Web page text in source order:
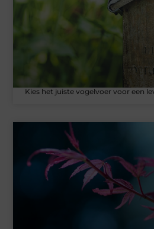
Kies het juiste vogelvoer voor een